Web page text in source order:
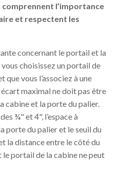
l’importance
et respectent les
concernant le portail et la
choisissez un portail de
vous l’associez à une
maximal ne doit pas être
cabine et la porte du palier.
¾" et 4", l’espace à
porte du palier et le seuil du
la distance entre le côté du
portail de la cabine ne peut